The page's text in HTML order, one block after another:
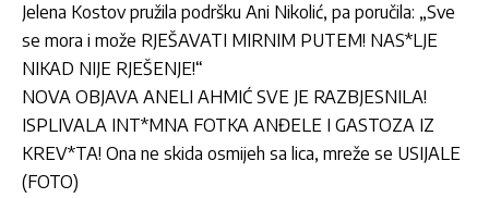
Jelena Kostov pružila podršku Ani Nikolić, pa poručila: „Sve
se mora i može RJEŠAVATI MIRNIM PUTEM! NAS*LJE
NIKAD NIJE RJEŠENJE!“
NOVA OBJAVA ANELI AHMIĆ SVE JE RAZBJESNILA!
ISPLIVALA INT*MNA FOTKA ANĐELE I GASTOZA IZ
KREV*TA! Ona ne skida osmijeh sa lica, mreže se USIJALE
(FOTO)